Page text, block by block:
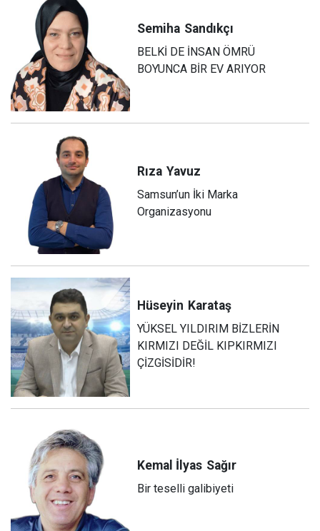
Semiha Sandıkçı
BELKİ DE İNSAN ÖMRÜ
BOYUNCA BİR EV ARIYOR
Rıza Yavuz
Samsun’un İki Marka
Organizasyonu
Hüseyin Karataş
YÜKSEL YILDIRIM BİZLERİN
KIRMIZI DEĞİL KIPKIRMIZI
ÇİZGİSİDİR!
Kemal İlyas Sağır
Bir teselli galibiyeti